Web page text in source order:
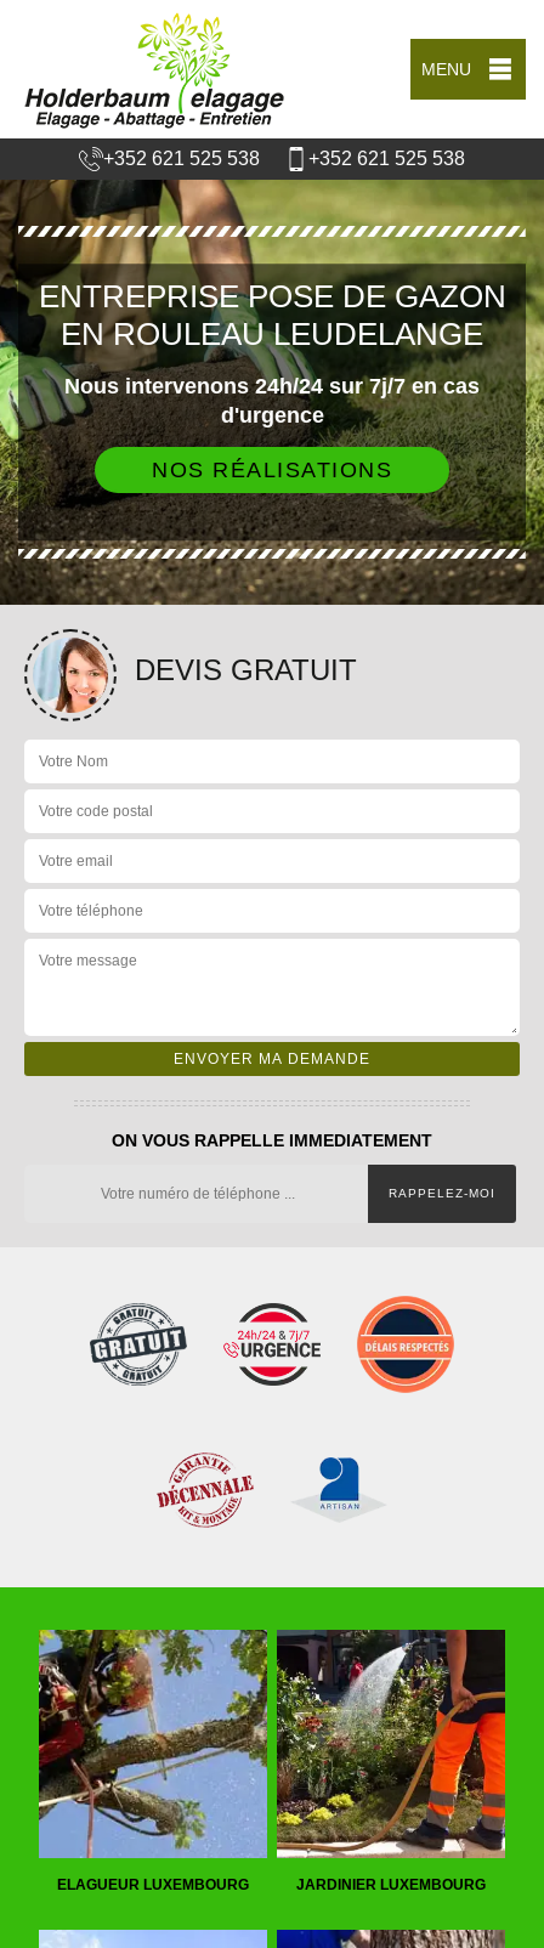
MENU
+352 621 525 538 +352 621 525 538
ENTREPRISE POSE DE GAZON
EN ROULEAU LEUDELANGE
Nous intervenons 24h/24 sur 7j/7 en cas
d'urgence
NOS RÉALISATIONS
DEVIS GRATUIT
ON VOUS RAPPELLE IMMEDIATEMENT
ELAGUEUR LUXEMBOURG JARDINIER LUXEMBOURG